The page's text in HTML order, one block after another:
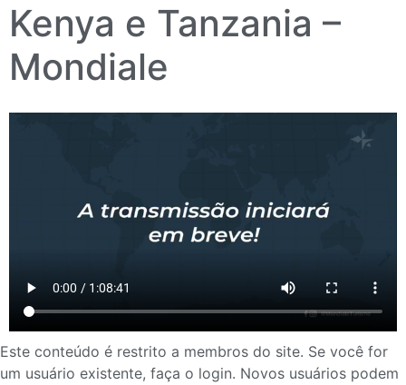
Kenya e Tanzania –
Mondiale
Este conteúdo é restrito a membros do site. Se você for
um usuário existente, faça o login. Novos usuários podem